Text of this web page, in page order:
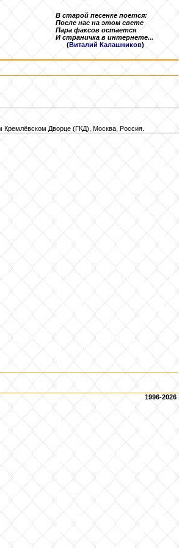
В старой песенке поется:
После нас на этом свете
Пара факсов остается
И страничка в интернете...
(Виталий Калашников)
Кремлёвском Дворце (ГКД), Москва, Россия.
1996-2026